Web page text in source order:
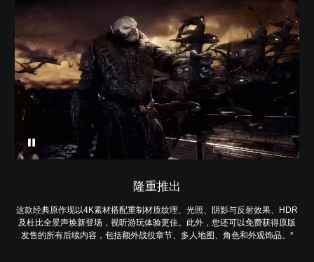
隆重推出
这款经典原作现以4K素材搭配重制材质纹理、光照、阴影与反射效果、HDR
及杜比全景声焕新登场，视听游玩体验更佳。此外，您还可以免费获得原版
发售的所有后续内容，包括额外战役章节、多人地图、角色和外观饰品。*